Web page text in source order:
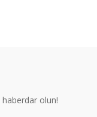
pahalı. olun!